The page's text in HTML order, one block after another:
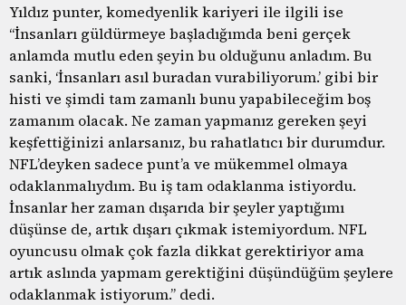
Yıldız punter, komedyenlik kariyeri ile ilgili ise
“İnsanları güldürmeye başladığımda beni gerçek
anlamda mutlu eden şeyin bu olduğunu anladım. Bu
sanki, ‘İnsanları asıl buradan vurabiliyorum.’ gibi bir
histi ve şimdi tam zamanlı bunu yapabileceğim boş
zamanım olacak. Ne zaman yapmanız gereken şeyi
keşfettiğinizi anlarsanız, bu rahatlatıcı bir durumdur.
NFL’deyken sadece punt’a ve mükemmel olmaya
odaklanmalıydım. Bu iş tam odaklanma istiyordu.
İnsanlar her zaman dışarıda bir şeyler yaptığımı
düşünse de, artık dışarı çıkmak istemiyordum. NFL
oyuncusu olmak çok fazla dikkat gerektiriyor ama
artık aslında yapmam gerektiğini düşündüğüm şeylere
odaklanmak istiyorum.” dedi.